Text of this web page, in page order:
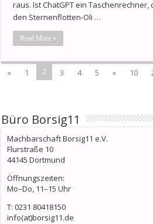
raus. Ist ChatGPT ein Taschenrechner,
den Sternenflotten-Oli …
Read More »
« 1 2 3 4 5 » 10
Büro Borsig11
Machbarschaft Borsig11 e.V.
Flurstraße 10
44145 Dortmund
Öffnungszeiten:
Mo–Do, 11–15 Uhr
T: 0231 80418150
info(at)borsig11.de